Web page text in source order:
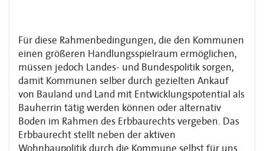
Für diese Rahmenbedingungen, die den Kommunen
einen größeren Handlungsspielraum ermöglichen,
müssen jedoch Landes- und Bundespolitik sorgen,
damit Kommunen selber durch gezielten Ankauf
von Bauland und Land mit Entwicklungspotential als
Bauherrin tätig werden können oder alternativ
Boden im Rahmen des Erbbaurechts vergeben. Das
Erbbaurecht stellt neben der aktiven
Wohnbaupolitik durch die Kommune selbst für uns